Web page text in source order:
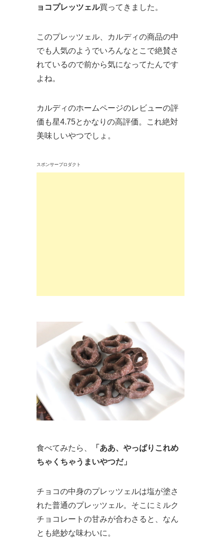
ョコプレッツェル買ってきました。
このプレッツェル、カルディの商品の中
でも人気のようでいろんなとこで絶賛さ
れているので前から気になってたんです
よね。
カルディのホームページのレビューの評
価も星4.75とかなりの高評価。これ絶対
美味しいやつでしょ。
スポンサープロダクト
食べてみたら、
「ああ、やっぱりこれめ
ちゃくちゃうまいやつだ」
チョコの中身のプレッツェルは塩が塗さ
れた普通のプレッツェル。そこにミルク
チョコレートの甘みが合わさると、なん
とも絶妙な味わいに。